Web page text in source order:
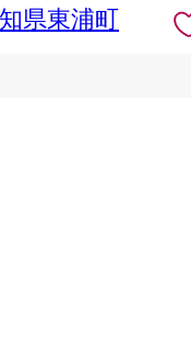
県東浦町